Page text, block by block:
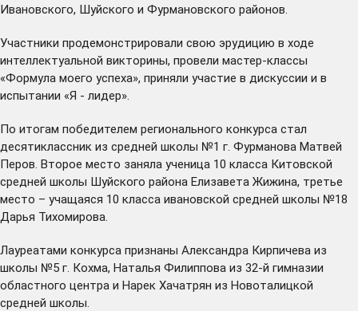
Ивановского, Шуйского и Фурмановского районов.
Участники продемонстрировали свою эрудицию в ходе
интеллектуальной викторины, провели мастер-классы
«Формула моего успеха», приняли участие в дискуссии и в
испытании «Я - лидер».
По итогам победителем регионального конкурса стал
десятиклассник из средней школы №1 г. Фурманова Матвей
Перов. Второе место заняла ученица 10 класса Китовской
средней школы Шуйского района Елизавета Жижина, третье
место – учащаяся 10 класса ивановской средней школы №18
Дарья Тихомирова.
Лауреатами конкурса признаны Александра Кирпичева из
школы №5 г. Кохма, Наталья Филиппова из 32-й гимназии
областного центра и Нарек Хачатрян из Новоталицкой
средней школы.